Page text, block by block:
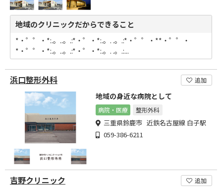
地域のクリニックだからできること
*・゜゜・*:.。..。.:*・゜・*:.。. .。.:*・゜゜・**・゜゜・
*・゜゜・*:.。..。.:*・゜・*:.。. .。.:...
浜口整形外科 追加
地域の身近な病院として
病院・医療 整形外科
三重県鈴鹿市 近鉄名古屋線 白子駅
059-386-6211
吉野クリニック 追加